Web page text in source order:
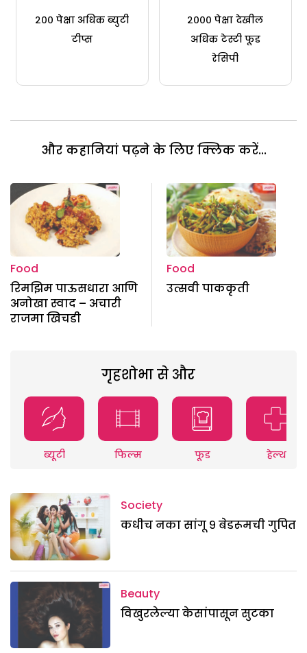
२०० पेक्षा अधिक ब्युटी
टीप्स
२००० पेक्षा देखील
अधिक टेस्टी फूड
रेसिपी
और कहानियां पढ़ने के लिए क्लिक करें...
Food
रिमझिम पाऊसधारा आणि
अनोखा स्वाद – अचारी
राजमा खिचडी
Food
उत्सवी पाककृती
गृहशोभा से और
ब्यूटी फिल्म फूड हेल्थ
Society
कधीच नका सांगू ९ बेडरूमची गुपित
Beauty
विखुरलेल्या केसांपासून सुटका